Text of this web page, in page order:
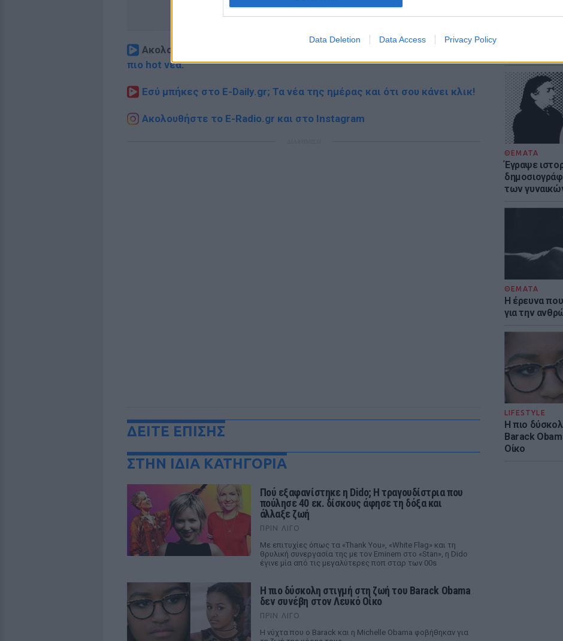
Data Deletion Data Access Privacy Policy
ΘΕΜΑΤΑ
Έγραψε
των
ΘΕΜΑΤΑ
Η έρευνα
για την
LIFESTYLE
Η πιο
Barack
Οίκο
Ακολουθήστε το E-Radio.gr στο
πιο hot νέα.
Εσύ μπήκες στο E-Daily.gr; Τα νέα της ημέρας και ότι σου κάνει κλικ!
Ακολουθήστε το E-Radio.gr και στο Instagram
ΔΕΙΤΕ ΕΠΙΣΗΣ
ΣΤΗΝ ΙΔΙΑ ΚΑΤΗΓΟΡΙΑ
Πού εξαφανίστηκε η Dido; Η τραγουδίστρια που
πούλησε 40 εκ. δίσκους άφησε τη δόξα και
άλλαξε ζωή
ΠΡΙΝ ΛΊΓΟ
Με επιτυχίες όπως τα «Thank You», «White Flag» και τη
θρυλική συνεργασία της με τον Eminem στο «Stan», η Dido
έγινε μία από τις μεγαλύτερες ποπ σταρ των 00s
Η πιο δύσκολη στιγμή στη ζωή του Barack Obama
δεν συνέβη στον Λευκό Οίκο
ΠΡΙΝ ΛΊΓΟ
Η νύχτα που ο Barack και η Michelle Obama φοβήθηκαν για